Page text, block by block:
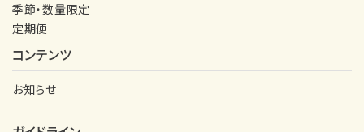
季節・数量限定
定期便
コンテンツ
お知らせ